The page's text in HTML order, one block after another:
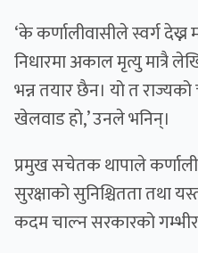
‘के कर्णालीवासीले स्वर्ग
निधारमा अकाल मृत्यु मात्रै
भन्न तयार छैन। यो त
खेलवाड हो,’ उनले भनिन्।
प्रमुख सचेतक थापाले कर्णाली
सुरक्षाको सुनिश्चितता तथा
कदम चाल्न सरकारको गम्भीर